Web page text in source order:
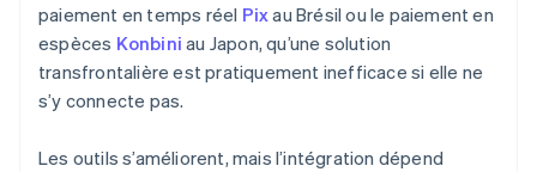
paiement en temps réel Pixau Brésil ou le paiement en
espèces Konbini au Japon, qu’une solution
transfrontalière est pratiquement inefficace si elle ne
s’y connecte pas.
Les outils s’améliorent, mais l’intégration dépend